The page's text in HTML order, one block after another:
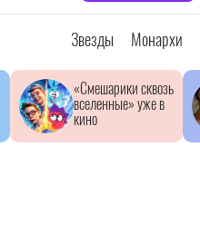
Звезды Монархи
«Смешарики сквозь
вселенные» уже в
кино